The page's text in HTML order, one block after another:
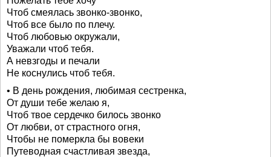
Чтоб смеялась звонко-звонко,
Чтоб все было по плечу.
Чтоб любовью окружали,
Уважали чтоб тебя.
А невзгоды и печали
Не коснулись чтоб тебя.
• В день рождения, любимая сестренка,
От души тебе желаю я,
Чтоб твое сердечко билось звонко
От любви, от страстного огня,
Чтобы не померкла бы вовеки
Путеводная счастливая звезда,